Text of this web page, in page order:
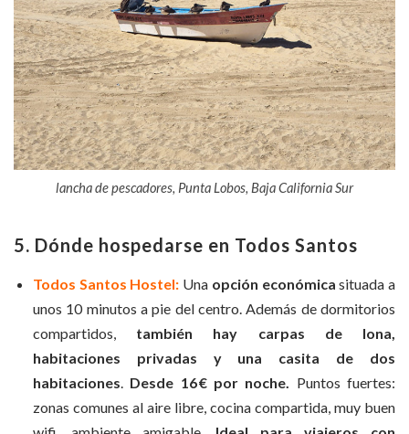
lancha de pescadores, Punta Lobos, Baja California Sur
5. Dónde hospedarse en Todos Santos
Todos Santos Hostel: Una opción económica situada a
unos 10 minutos a pie del centro. Además de dormitorios
compartidos, también hay carpas de lona,
habitaciones privadas y una casita de dos
habitaciones
Desde 16 € por noche.
Puntos fuertes:
zonas comunes al aire libre, cocina compartida, muy buen